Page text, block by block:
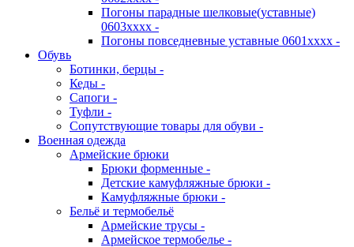
Погоны парадные шелковые(уставные)
0603хххх -
Погоны повседневные уставные 0601хххх -
Обувь
Ботинки, берцы -
Кеды -
Сапоги -
Туфли -
Сопутствующие товары для обуви -
Военная одежда
Армейские брюки
Брюки форменные -
Детские камуфляжные брюки -
Камуфляжные брюки -
Бельё и термобельё
Армейские трусы -
Армейское термобелье -